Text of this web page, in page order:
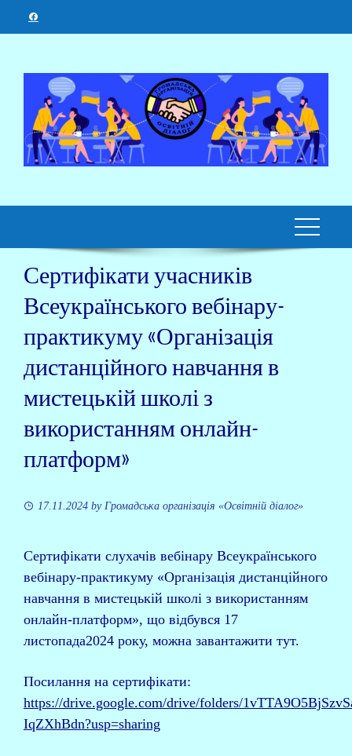
to
Сертифікати учасників
Всеукраїнського вебінару-
практикуму «Організація
дистанційного навчання в
мистецькій школі з
використанням онлайн-
платформ»
17.11.2024 by Громадська організація «Освітній діалог»
Сертифікати слухачів вебінару Всеукраїнського
вебінару-практикуму «Організація дистанційного
навчання в мистецькій школі з використанням
онлайн-платформ», що відбувся 17
листопада2024 року, можна завантажити тут.
Посилання на сертифікати:
https://drive.google.com/drive/folders/
IqZXhBdn?usp=sharing